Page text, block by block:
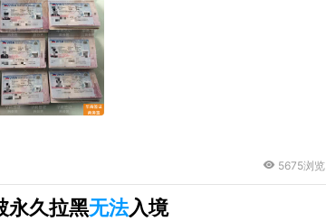
5675浏览
永久拉黑无法入境